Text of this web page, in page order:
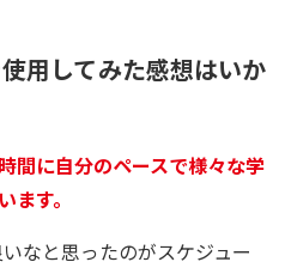
用してみた感想はいか
間に自分のペースで様々な学
す。
なと思ったのがスケジュー